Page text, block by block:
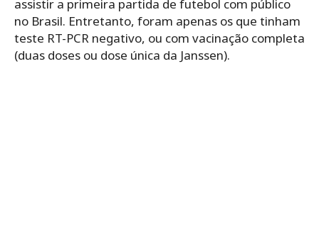
assistir a primeira partida de futebol com público
no Brasil. Entretanto, foram apenas os que tinham
teste RT-PCR negativo, ou com vacinação completa
(duas doses ou dose única da Janssen).